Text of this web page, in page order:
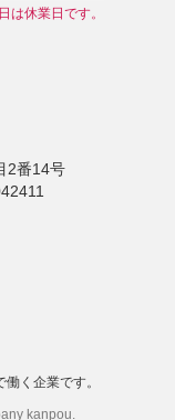
は休業日です。
2番14号
く企業です。
kanpou.